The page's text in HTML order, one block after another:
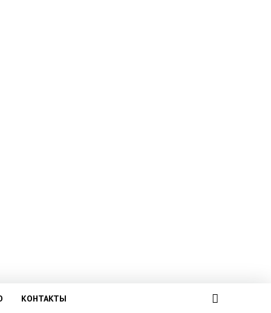
КОНТАКТЫ